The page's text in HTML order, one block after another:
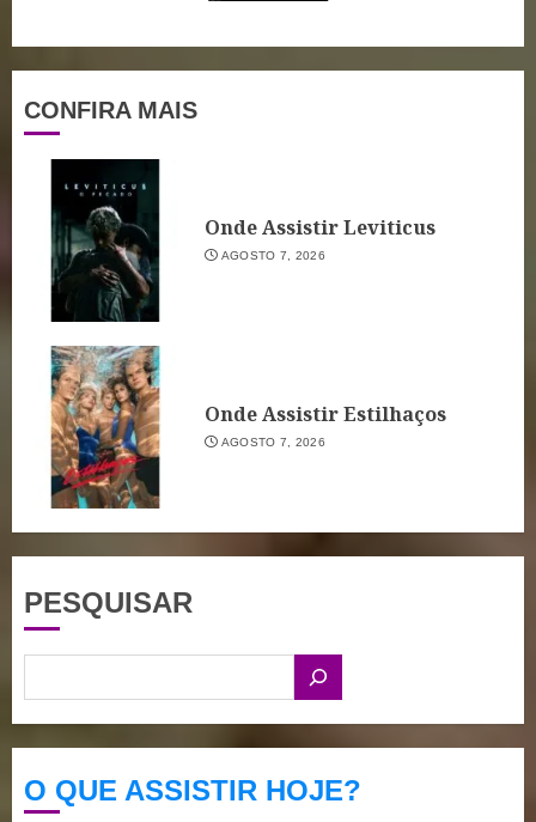
CONFIRA MAIS
Onde Assistir Leviticus
AGOSTO 7, 2026
Onde Assistir Estilhaços
AGOSTO 7, 2026
PESQUISAR
O QUE ASSISTIR HOJE?